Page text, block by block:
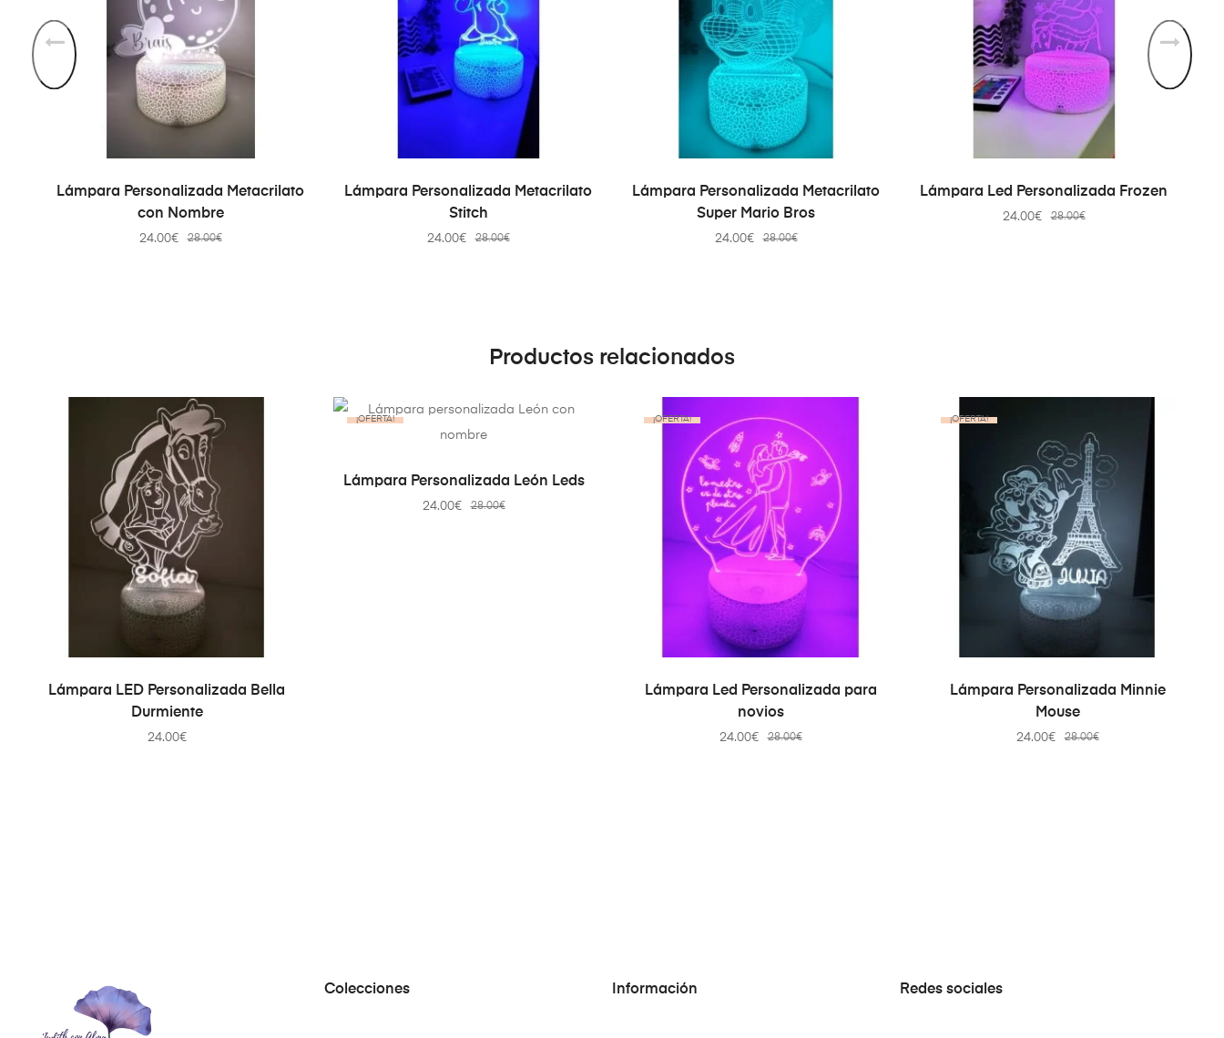
SELECT OPTIONS
Lámpara Personalizada Metacrilato
con Nombre
28.00€
24.00€
SELECT OPTIONS
Lámpara Personalizada Metacrilato
Stitch
28.00€
24.00€
SELECT OPTIONS
Lámpara Personalizada Metacrilato
Super Mario Bros
28.00€
24.00€
SELECT OPTIONS
Lámpara Led Personalizada Frozen
28.00€
24.00€
Productos relacionados
SELECT OPTIONS
Lámpara LED Personalizada Bella
Durmiente
24.00€
¡OFERTA!
SELECT OPTIONS
Lámpara Personalizada León Leds
28.00€
24.00€
¡OFERTA!
SELECT OPTIONS
Lámpara Led Personalizada para
novios
28.00€
24.00€
¡OFERTA!
SELECT OPTIONS
Lámpara Personalizada Minnie
Mouse
28.00€
24.00€
Colecciones Información Redes sociales